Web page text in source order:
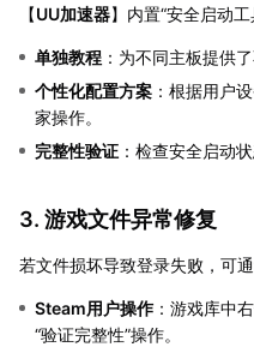
【UU加速器】内置“安全启动
单独教程 ：为不同主板提供
个性化配置方案 ：根据用户
家操作。
完整性验证 ：检查安全启动
3. 游戏文件异常修复
若文件损坏导致登录失败，可
Steam用户操作：游戏库中
“验证完整性”操作。